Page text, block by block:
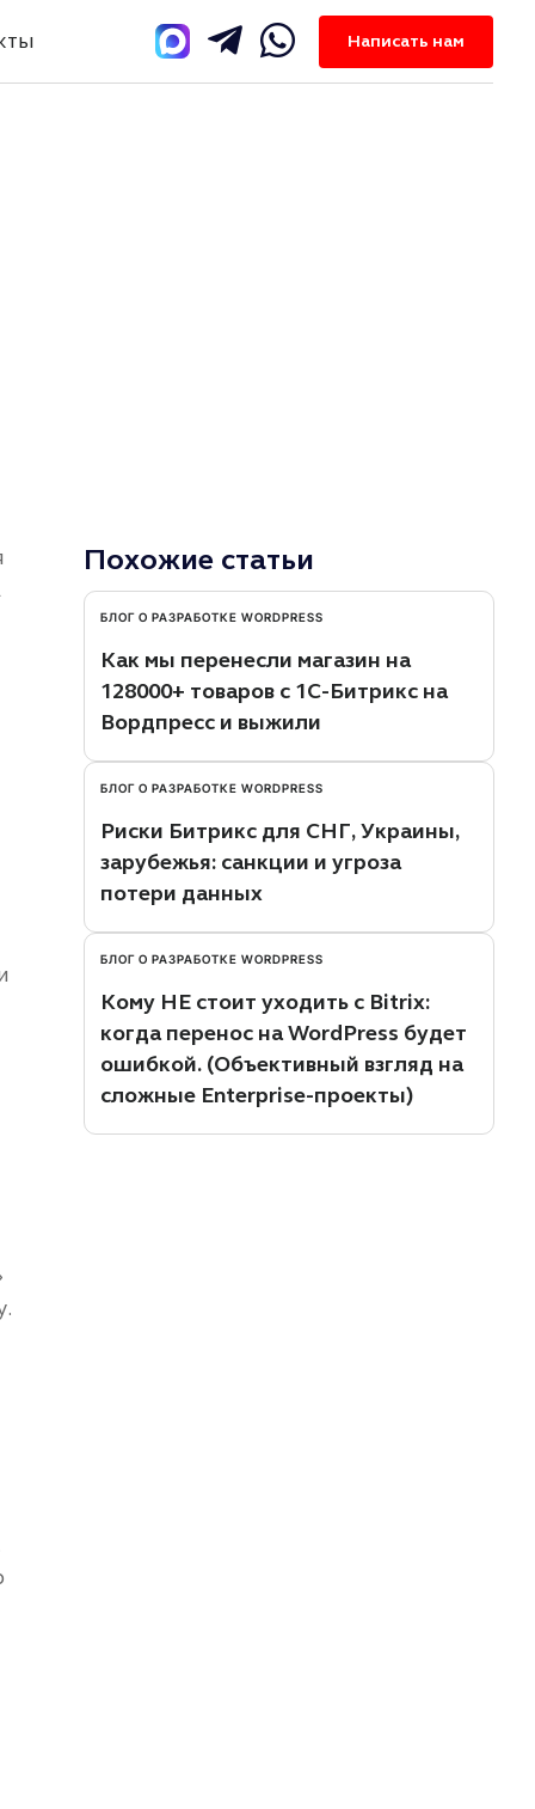
Написать нам
Похожие статьи
БЛОГ О РАЗРАБОТКЕ WORDPRESS
Как мы перенесли магазин на
128000+ товаров с 1С-Битрикс на
Вордпресс и выжили
БЛОГ О РАЗРАБОТКЕ WORDPRESS
Риски Битрикс для СНГ, Украины,
зарубежья: санкции и угроза
потери данных
БЛОГ О РАЗРАБОТКЕ WORDPRESS
Кому НЕ стоит уходить с Bitrix:
когда перенос на WordPress будет
ошибкой. (Объективный взгляд на
сложные Enterprise-проекты)